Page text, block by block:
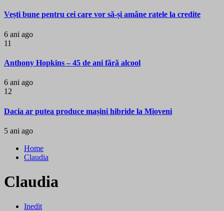
Vești bune pentru cei care vor să-și amâne ratele la credite
6 ani ago
11
Anthony Hopkins – 45 de ani fără alcool
6 ani ago
12
Dacia ar putea produce mașini hibride la Mioveni
5 ani ago
Home
Claudia
Claudia
Inedit